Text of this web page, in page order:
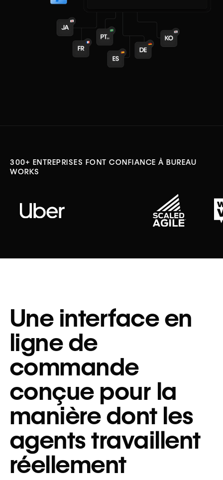
300+ ENTREPRISES FONT CONFIANCE À BUREAU
WORKS
Une interface en
ligne de
commande
conçue pour la
manière dont les
agents travaillent
réellement